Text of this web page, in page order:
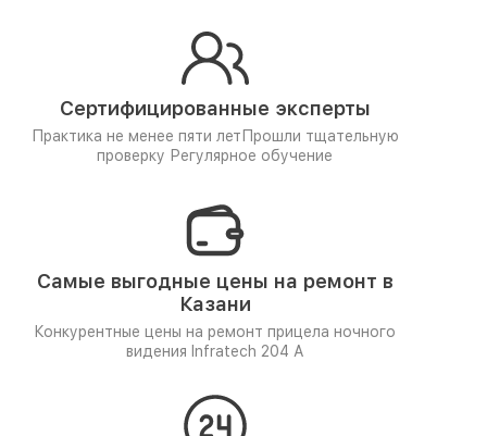
Сертифицированные эксперты
Практика не менее пяти лет Прошли тщательную
проверку Регулярное обучение
Самые выгодные цены на ремонт в
Казани
Конкурентные цены на ремонт прицела ночного
видения Infratech 204 А